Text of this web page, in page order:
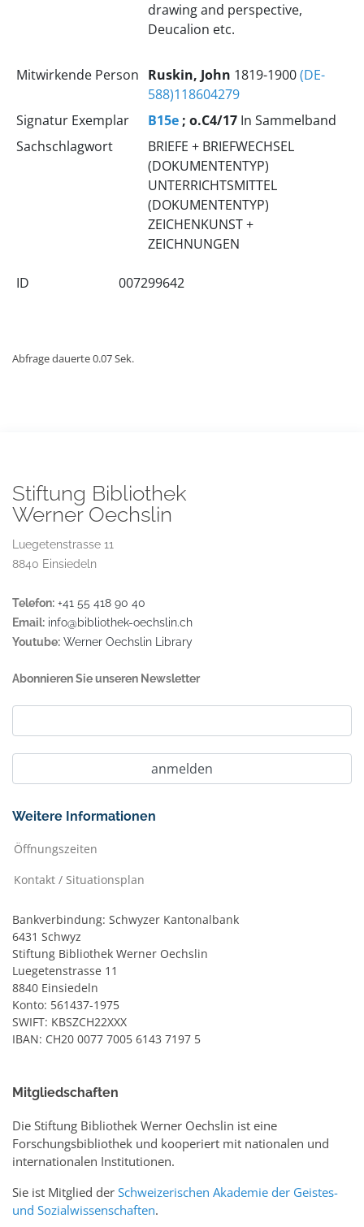
drawing and perspective,
Deucalion etc.
Mitwirkende Person Ruskin, John 1819-1900(DE-
588)118604279
Signatur Exemplar
B15e; o.C4/17In Sammelband
Sachschlagwort
BRIEFE + BRIEFWECHSEL
(DOKUMENTENTYP)
UNTERRICHTSMITTEL
(DOKUMENTENTYP)
ZEICHENKUNST +
ZEICHNUNGEN
ID 007299642
Abfrage dauerte 0.07 Sek.
Stiftung Bibliothek
Werner Oechslin
Luegetenstrasse 11
8840 Einsiedeln
Telefon: +41 55 418 90 40
Email: info@bibliothek-oechslin.ch
Youtube: Werner Oechslin Library
Abonnieren Sie unseren Newsletter
Weitere Informationen
Öffnungszeiten
Kontakt / Situationsplan
Bankverbindung: Schwyzer Kantonalbank
6431 Schwyz
Stiftung Bibliothek Werner Oechslin
Luegetenstrasse 11
8840 Einsiedeln
Konto: 561437-1975
SWIFT: KBSZCH22XXX
IBAN: CH20 0077 7005 6143 7197 5
Mitgliedschaften
Die Stiftung Bibliothek Werner Oechslin ist eine
Forschungsbibliothek und kooperiert mit nationalen und
internationalen Institutionen.
Sie ist Mitglied der Schweizerischen Akademie der Geistes-
und Sozialwissenschaften.